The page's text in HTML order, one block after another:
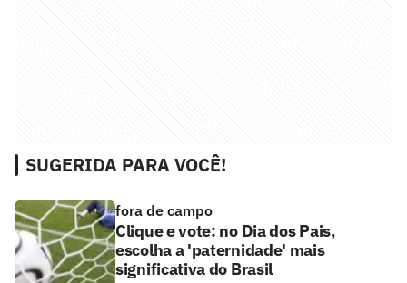
SUGERIDA PARA VOCÊ!
fora de campo
Clique e vote: no Dia dos Pais,
escolha a 'paternidade' mais
significativa do Brasil